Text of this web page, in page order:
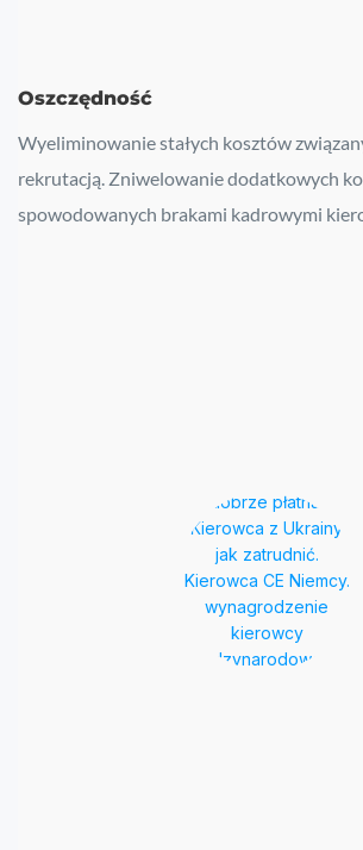
Oszczędność
Wyeliminowanie stałych kosztów
rekrutacją. Zniwelowanie dodatkowych
spowodowanych brakami kadrowymi